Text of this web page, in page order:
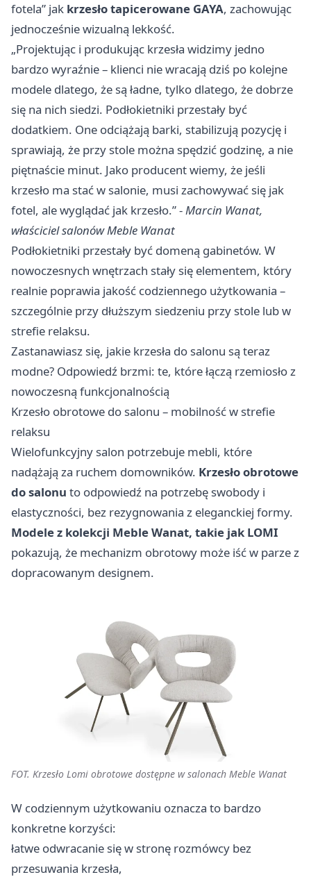
fotela” jak krzesło tapicerowane GAYA, zachowując
jednocześnie wizualną lekkość.
„Projektując i produkując krzesła widzimy jedno
bardzo wyraźnie – klienci nie wracają dziś po kolejne
modele dlatego, że są ładne, tylko dlatego, że dobrze
się na nich siedzi. Podłokietniki przestały być
dodatkiem. One odciążają barki, stabilizują pozycję i
sprawiają, że przy stole można spędzić godzinę, a nie
piętnaście minut. Jako producent wiemy, że jeśli
krzesło ma stać w salonie, musi zachowywać się jak
fotel, ale wyglądać jak krzesło.” -Marcin Wanat,
właściciel salonów Meble Wanat
Podłokietniki przestały być domeną gabinetów. W
nowoczesnych wnętrzach stały się elementem, który
realnie poprawia jakość codziennego użytkowania –
szczególnie przy dłuższym siedzeniu przy stole lub w
strefie relaksu.
Zastanawiasz się, jakie krzesła do salonu są teraz
modne? Odpowiedź brzmi: te, które łączą rzemiosło z
nowoczesną funkcjonalnością
Krzesło obrotowe do salonu – mobilność w strefie
relaksu
Wielofunkcyjny salon potrzebuje mebli, które
nadążają za ruchem domowników. Krzesło obrotowe
do salonu to odpowiedź na potrzebę swobody i
elastyczności, bez rezygnowania z eleganckiej formy.
Modele z kolekcji Meble Wanat, takie jak LOMI
pokazują, że mechanizm obrotowy może iść w parze z
dopracowanym designem.
FOT. Krzesło Lomi obrotowe dostępne w salonach Meble Wanat
W codziennym użytkowaniu oznacza to bardzo
konkretne korzyści:
łatwe odwracanie się w stronę rozmówcy bez
przesuwania krzesła,